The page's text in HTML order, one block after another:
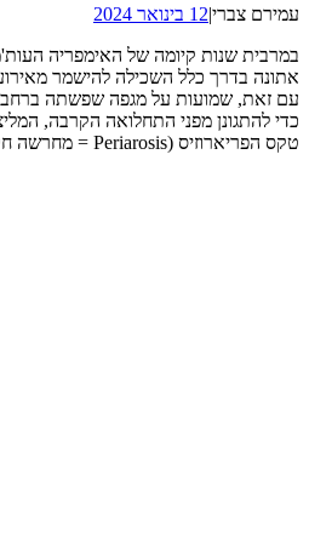
עמירם צברי|12 בינואר 2024
במרבית שנות קיומה של האימפריה
אתונה בדרך כלל השכילה להישמר
עם זאת, שמועות על מגפה שפשתה ברחבי האימפריה בשלהי
כדי להתגונן מפני התחלואה הקרבה,
טקס הפריארוזיס (Periarosis = מחרשה חקלאית ביוונית עתיקה) כלל תהלוכה ססגונית שעברה ברחבי העיר ונעצרה לפרקים סמוך לעמודים עתיקים שעל פי המסורת אחזו בכוחות מרפא.